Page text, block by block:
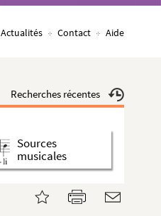
Actualités Contact Aide
Recherches récentes
Sources
musicales